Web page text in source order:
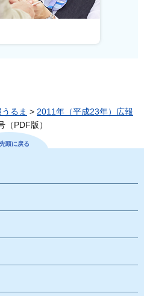
るま > 2011年（平成23年）広報
PDF版）
先頭に戻る